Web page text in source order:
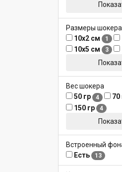
Размеры шокера
10х2 см
1
10х5 см 3
Вес шокера
50 гр
4 70
150 гр 4
Встроенный
Есть
13